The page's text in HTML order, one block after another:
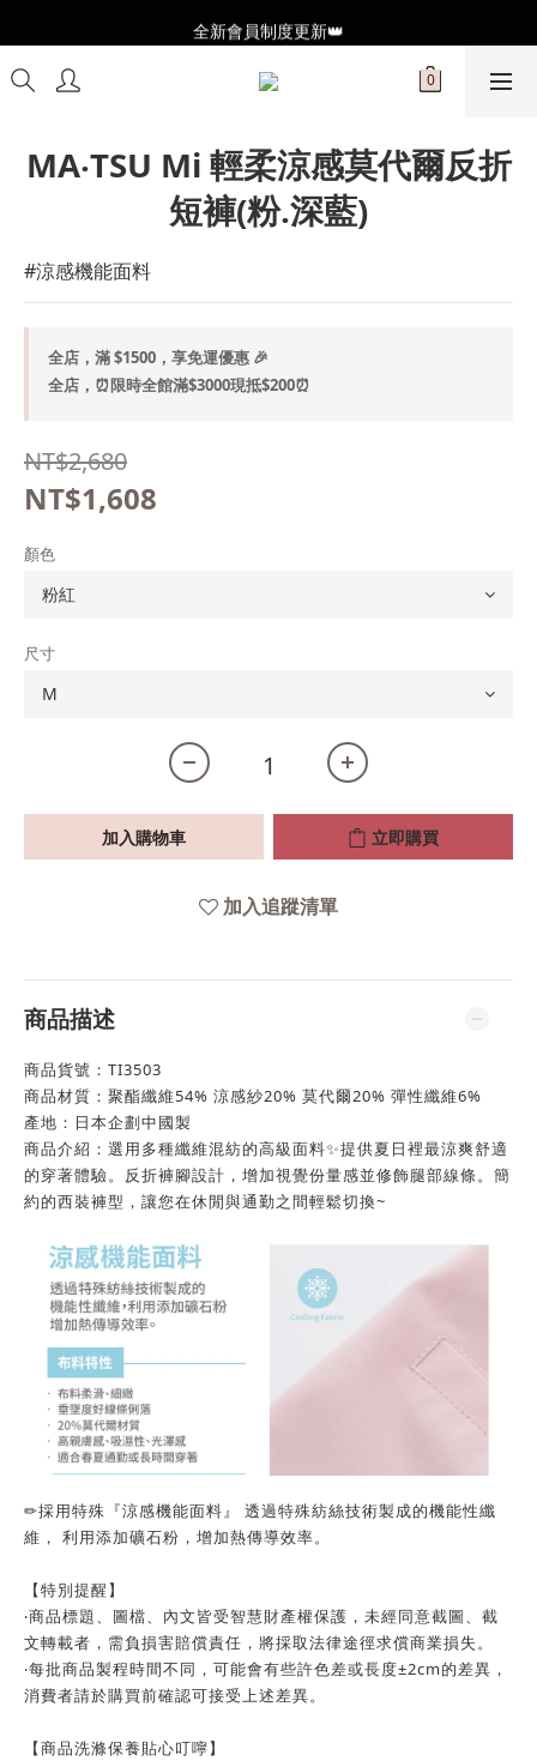
全新會員制度更新👑
全新會員制度更新👑
加入官方LINE🥰最新優惠資訊不錯過
MA‧TSU Mi 輕柔涼感莫代爾反折
短褲(粉.深藍)
#涼感機能面料
全店，滿 $1500，享免運優惠 🎉
全店，⏰限時全館滿$3000現抵$200⏰
NT$2,680
NT$1,608
顏色
尺寸
加入購物車 立即購買
加入追蹤清單
商品描述
商品貨號：TI3503
商品材質：聚酯纖維54% 涼感紗20% 莫代爾20% 彈性纖維6%
產地：日本企劃中國製
商品介紹：選用多種纖維混紡的高級面料✨提供夏日裡最涼爽舒適
的穿著體驗。反折褲腳設計，增加視覺份量感並修飾腿部線條。簡
約的西裝褲型，讓您在休閒與通勤之間輕鬆切換~
✏採用特殊『涼感機能面料』 透過特殊紡絲技術製成的機能性纖
維， 利用添加礦石粉，增加熱傳導效率。
【特別提醒】
‧商品標題、圖檔、內文皆受智慧財產權保護，未經同意截圖、截
文轉載者，需負損害賠償責任，將採取法律途徑求償商業損失。
‧每批商品製程時間不同，可能會有些許色差或長度±2cm的差異，
消費者請於購買前確認可接受上述差異。
【商品洗滌保養貼心叮嚀】